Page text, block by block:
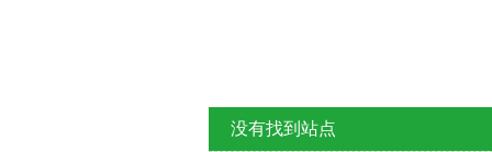
没有找到站点